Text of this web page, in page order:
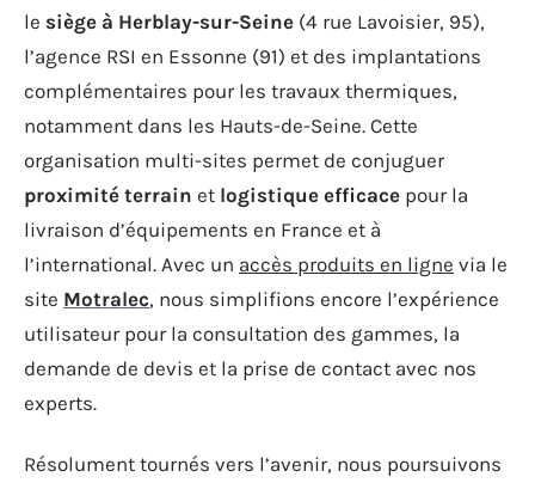
le siège à Herblay-sur-Seine (4 rue Lavoisier, 95),
l’agence RSI en Essonne (91) et des implantations
complémentaires pour les travaux thermiques,
notamment dans les Hauts-de-Seine. Cette
organisation multi-sites permet de conjuguer
proximité terrain et logistique efficace pour la
livraison d’équipements en France et à
l’international. Avec un accès produits en ligne via le
site Motralec, nous simplifions encore l’expérience
utilisateur pour la consultation des gammes, la
demande de devis et la prise de contact avec nos
experts.
Résolument tournés vers l’avenir, nous poursuivons